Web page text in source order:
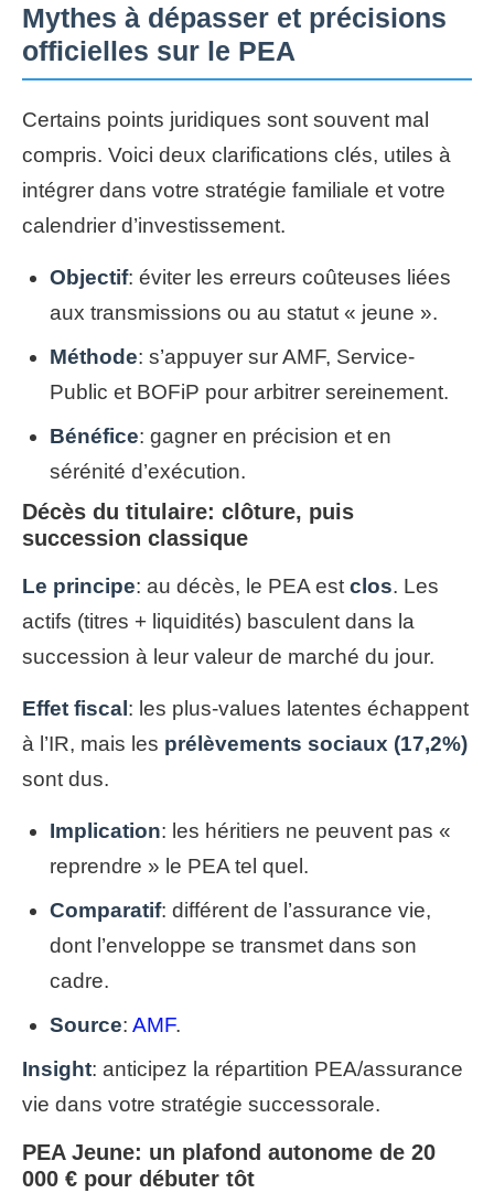
Mythes à dépasser et précisions
officielles sur le PEA
Certains points juridiques sont souvent mal
compris. Voici deux clarifications clés, utiles à
intégrer dans votre stratégie familiale et votre
calendrier d’investissement.
Objectif: éviter les erreurs coûteuses liées
aux transmissions ou au statut « jeune ».
Méthode: s’appuyer sur AMF, Service-
Public et BOFiP pour arbitrer sereinement.
Bénéfice: gagner en précision et en
sérénité d’exécution.
Décès du titulaire: clôture, puis
succession classique
Le principe: au décès, le PEA est clos. Les
actifs (titres + liquidités) basculent dans la
succession à leur valeur de marché du jour.
Effet fiscal: les plus-values latentes échappent
à l’IR, mais les prélèvements sociaux (17,2%)
sont dus.
Implication: les héritiers ne peuvent pas «
reprendre » le PEA tel quel.
Comparatif: différent de l’assurance vie,
dont l’enveloppe se transmet dans son
cadre.
Source: AMF.
Insight: anticipez la répartition PEA/assurance
vie dans votre stratégie successorale.
PEA Jeune: un plafond autonome de 20
000 € pour débuter tôt